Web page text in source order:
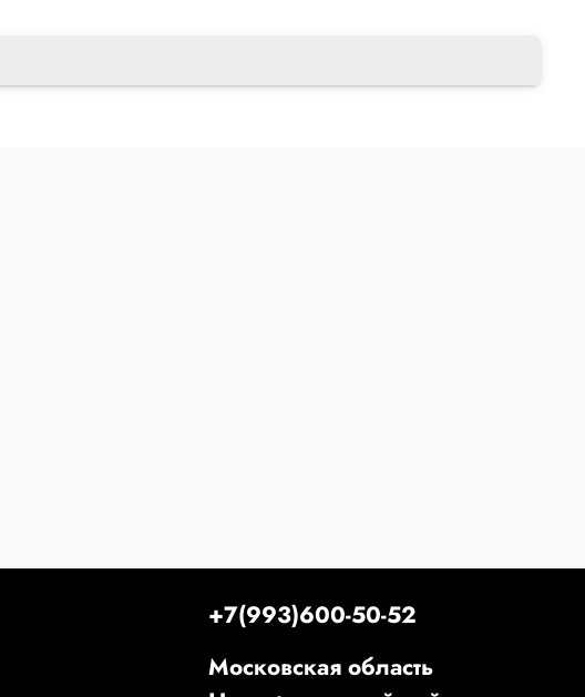
+7(993)600-50-52
Московская область